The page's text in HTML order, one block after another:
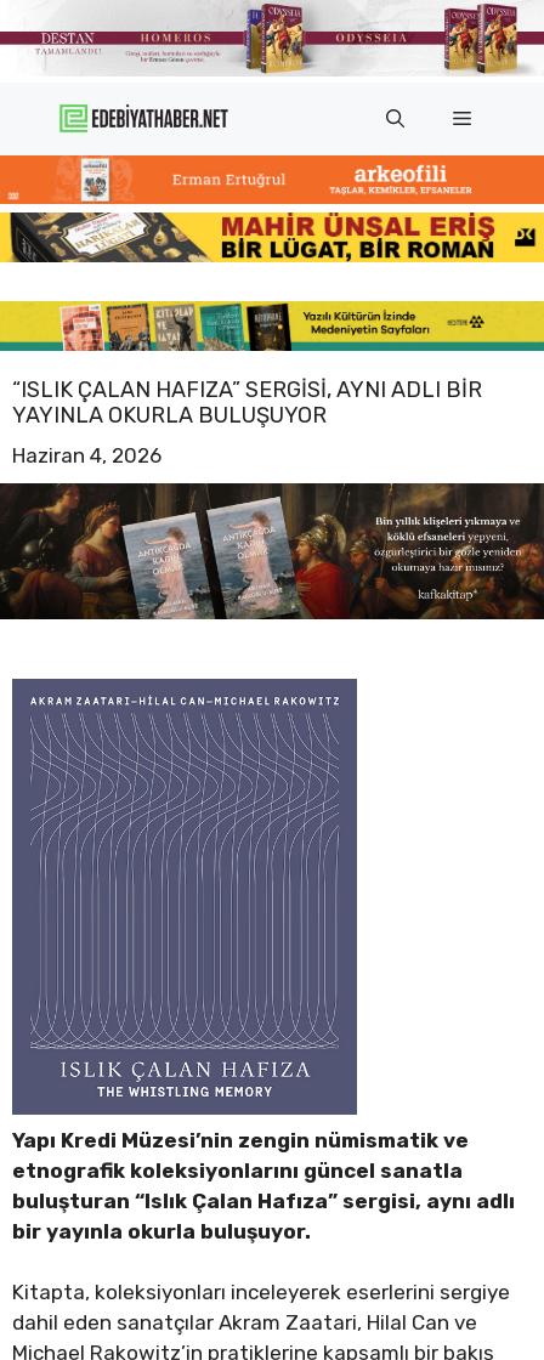
atla
Menü
“ISLIK ÇALAN HAFIZA” SERGISI, AYNI ADLI BIR
YAYINLA OKURLA BULUŞUYOR
Haziran 4, 2026
Yapı Kredi Müzesi’nin zengin nümismatik ve
etnografik koleksiyonlarını güncel sanatla
buluşturan “Islık Çalan Hafıza” sergisi, aynı adlı
bir yayınla okurla buluşuyor.
Kitapta, koleksiyonları inceleyerek eserlerini sergiye
dahil eden sanatçılar Akram Zaatari, Hilal Can ve
Michael Rakowitz’in pratiklerine kapsamlı bir bakış